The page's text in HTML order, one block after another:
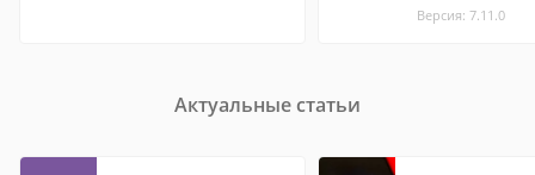
Версия: 7.11.0
Актуальные статьи